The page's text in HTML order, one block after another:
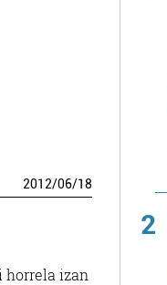
2012/06/18
horrela izan
2